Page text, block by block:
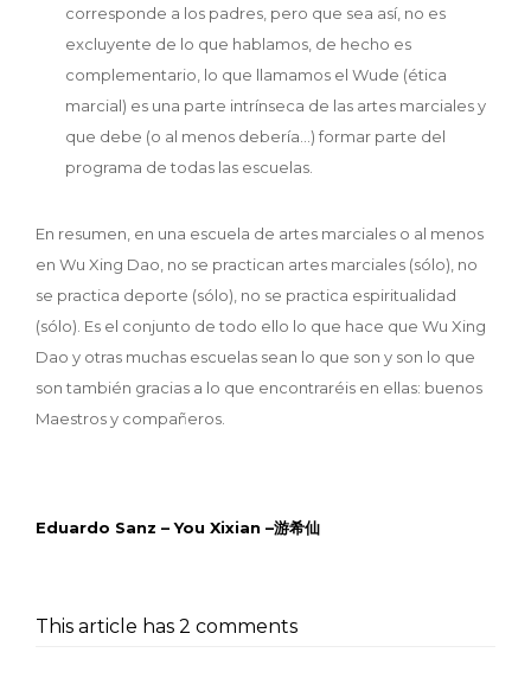
corresponde a los padres, pero que sea así, no es
excluyente de lo que hablamos, de hecho es
complementario, lo que llamamos el Wude (ética
marcial) es una parte intrínseca de las artes marciales y
que debe (o al menos debería…) formar parte del
programa de todas las escuelas.
En resumen, en una escuela de artes marciales o al menos
en Wu Xing Dao, no se practican artes marciales (sólo), no
se practica deporte (sólo), no se practica espiritualidad
(sólo). Es el conjunto de todo ello lo que hace que Wu Xing
Dao y otras muchas escuelas sean lo que son y son lo que
son también gracias a lo que encontraréis en ellas: buenos
Maestros y compañeros.
Eduardo Sanz – You Xixian –游希仙
This article has 2 comments